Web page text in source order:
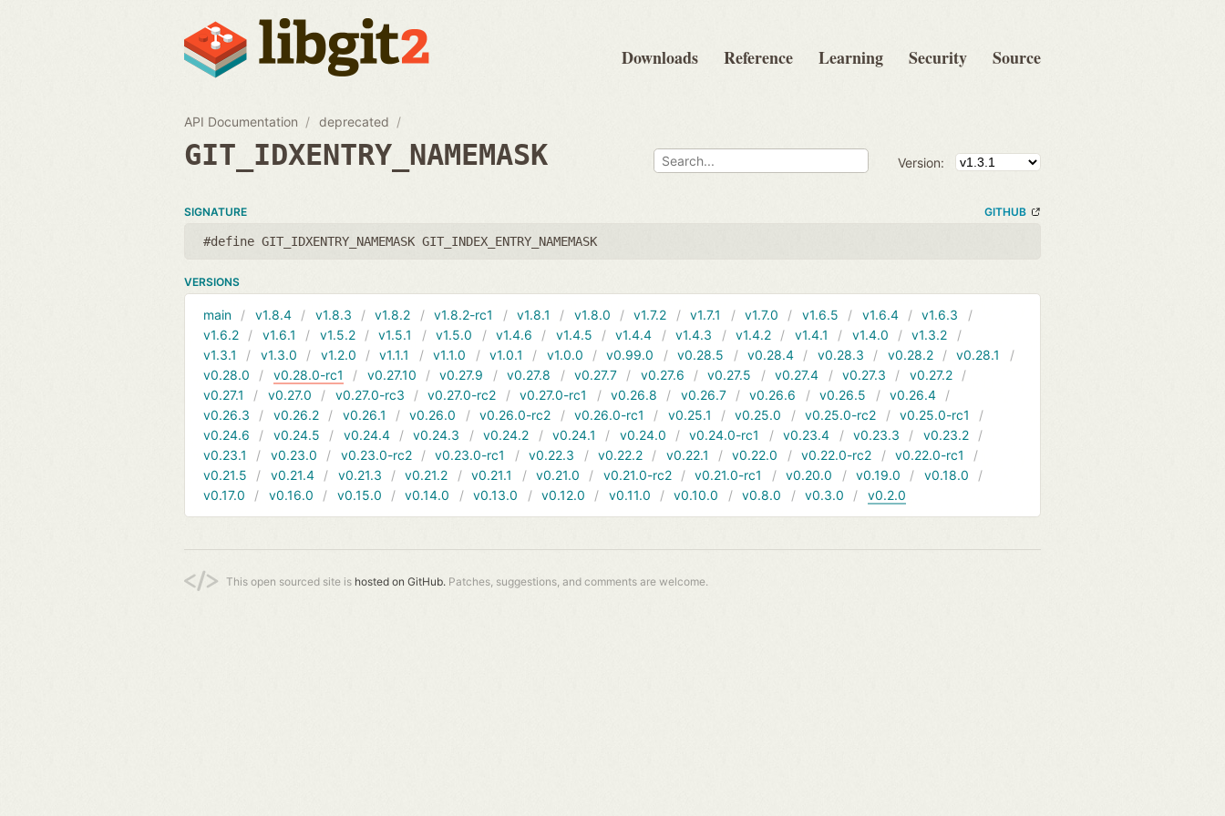
Downloads Reference Learning Security Source
API Documentation deprecated
GIT_IDXENTRY_NAMEMASK Version:
SIGNATURE GITHUB
#define GIT_IDXENTRY_NAMEMASK GIT_INDEX_ENTRY_NAMEMASK
VERSIONS
main v1.8.4 v1.8.3 v1.8.2 v1.8.2-rc1 v1.8.1 v1.8.0 v1.7.2 v1.7.1 v1.7.0 v1.6.5 v1.6.4
v1.6.3
v1.6.2
v1.6.1 v1.5.2 v1.5.1 v1.5.0 v1.4.6 v1.4.5 v1.4.4 v1.4.3 v1.4.2 v1.4.1 v1.4.0
v1.3.2
v1.3.1
v1.3.0 v1.2.0 v1.1.1 v1.1.0 v1.0.1 v1.0.0 v0.99.0 v0.28.5 v0.28.4 v0.28.3 v0.28.2
v0.28.1
v0.28.0
v0.28.0-rc1 v0.27.10 v0.27.9 v0.27.8 v0.27.7 v0.27.6 v0.27.5 v0.27.4 v0.27.3
v0.27.2
v0.27.1
v0.27.0 v0.27.0-rc3 v0.27.0-rc2 v0.27.0-rc1 v0.26.8 v0.26.7 v0.26.6 v0.26.5
v0.26.4
v0.26.3
v0.26.2 v0.26.1 v0.26.0 v0.26.0-rc2 v0.26.0-rc1 v0.25.1 v0.25.0 v0.25.0-rc2
v0.25.0-rc1
v0.24.6
v0.24.5 v0.24.4 v0.24.3 v0.24.2 v0.24.1 v0.24.0 v0.24.0-rc1 v0.23.4 v0.23.3
v0.23.2
v0.23.1
v0.23.0 v0.23.0-rc2 v0.23.0-rc1 v0.22.3 v0.22.2 v0.22.1 v0.22.0 v0.22.0-rc2
v0.22.0-rc1
v0.21.5
v0.21.4 v0.21.3 v0.21.2 v0.21.1 v0.21.0 v0.21.0-rc2 v0.21.0-rc1 v0.20.0 v0.19.0
v0.18.0
v0.17.0
v0.16.0 v0.15.0 v0.14.0 v0.13.0 v0.12.0 v0.11.0 v0.10.0 v0.8.0 v0.3.0 v0.2.0
This open sourced site is hosted on GitHub. Patches, suggestions, and comments are welcome.